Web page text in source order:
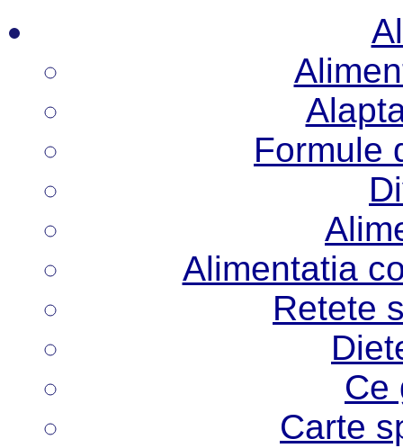
Formule
Alimentatia
Retete
Ce
Carte